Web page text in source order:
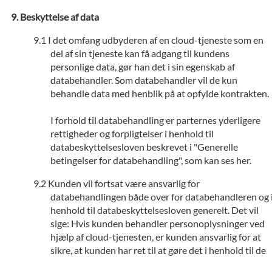
Beskyttelse af data
I det omfang udbyderen af en cloud-tjeneste som en
del af sin tjeneste kan få adgang til kundens
personlige data, gør han det i sin egenskab af
databehandler. Som databehandler vil de kun
behandle data med henblik på at opfylde kontrakten.
I forhold til databehandling er parternes yderligere
rettigheder og forpligtelser i henhold til
databeskyttelsesloven beskrevet i "Generelle
betingelser for databehandling", som kan ses her.
Kunden vil fortsat være ansvarlig for
databehandlingen både over for databehandleren og
henhold til databeskyttelsesloven generelt. Det vil
sige: Hvis kunden behandler personoplysninger ved
hjælp af cloud-tjenesten, er kunden ansvarlig for at
sikre, at kunden har ret til at gøre det i henhold til de